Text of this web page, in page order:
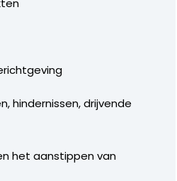
hindernissen, drijvende
het aanstippen van